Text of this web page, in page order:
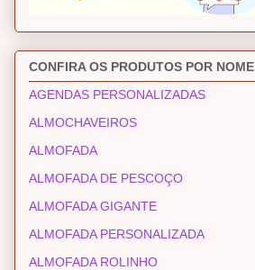
CONFIRA OS PRODUTOS POR NOME
AGENDAS PERSONALIZADAS
ALMOCHAVEIROS
ALMOFADA
ALMOFADA DE PESCOÇO
ALMOFADA GIGANTE
ALMOFADA PERSONALIZADA
ALMOFADA ROLINHO